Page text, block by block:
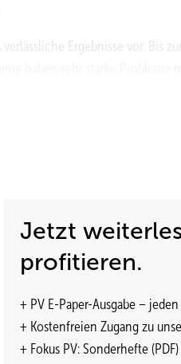
Ergebnisse vor. Bis
gesammelt, immerhin.
unter möglichst
der Batterie und der
Jetzt
profitieren.
+ PV E-Paper-Ausgabe –
+ Kostenfreien Zugang zu
+ Fokus PV: Sonderhefte (PDF)